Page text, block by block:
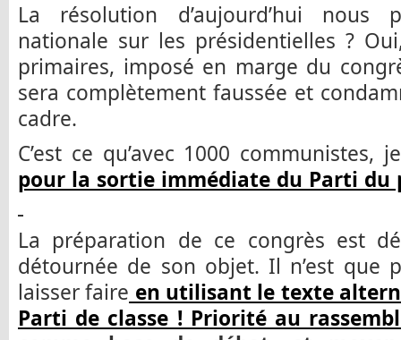
La résolution d’aujourd’hui nous
nationale sur les présidentielles ?
primaires, imposé en marge du
sera complètement faussée et
cadre.
C’est ce qu’avec 1000
pour la sortie immédiate du Parti du
La préparation de ce congrès est
détournée de son objet. Il n’est que
laisser faire en utilisant le texte
Parti de classe ! Priorité au